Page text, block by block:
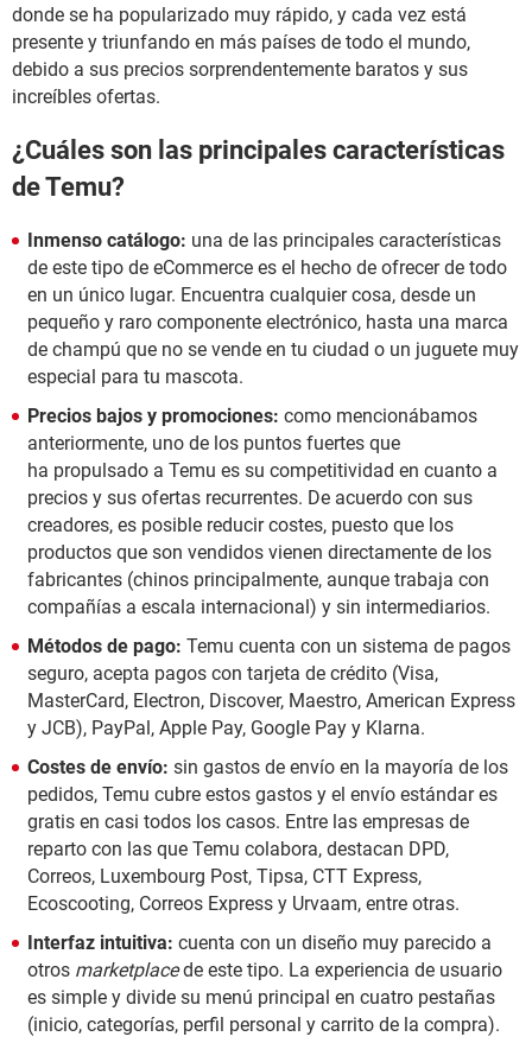
donde se ha popularizado muy rápido, y cada vez está
presente y triunfando en más países de todo el mundo,
debido a sus precios sorprendentemente baratos y sus
increíbles ofertas.
¿Cuáles son las principales características
de Temu?
Inmenso catálogo: una de las principales características
de este tipo de eCommerce es el hecho de ofrecer de todo
en un único lugar. Encuentra cualquier cosa, desde un
pequeño y raro componente electrónico, hasta una marca
de champú que no se vende en tu ciudad o un juguete muy
especial para tu mascota.
Precios bajos y promociones: como mencionábamos
anteriormente, uno de los puntos fuertes que
ha propulsado a Temu es su competitividad en cuanto a
precios y sus ofertas recurrentes. De acuerdo con sus
creadores, es posible reducir costes, puesto que los
productos que son vendidos vienen directamente de los
fabricantes (chinos principalmente, aunque trabaja con
compañías a escala internacional) y sin intermediarios.
Métodos de pago: Temu cuenta con un sistema de pagos
seguro, acepta pagos con tarjeta de crédito (Visa,
MasterCard, Electron, Discover, Maestro, American Express
y JCB), PayPal, Apple Pay, Google Pay y Klarna.
Costes de envío: sin gastos de envío en la mayoría de los
pedidos, Temu cubre estos gastos y el envío estándar es
gratis en casi todos los casos. Entre las empresas de
reparto con las que Temu colabora, destacan DPD,
Correos, Luxembourg Post, Tipsa, CTT Express,
Ecoscooting, Correos Express y Urvaam, entre otras.
Interfaz intuitiva: cuenta con un diseño muy parecido a
otros marketplacede este tipo. La experiencia de usuario
es simple y divide su menú principal en cuatro pestañas
(inicio, categorías, perfil personal y carrito de la compra).